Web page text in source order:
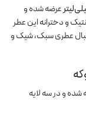
عرضه شده و
و دخترانه این عطر
عطری سبک، شیک و
شده و در سه لایه